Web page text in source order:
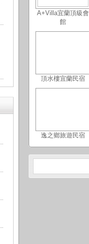
A+Villa宜蘭頂級會
館
頂水樓宜蘭民宿
逸之鄉旅遊民宿